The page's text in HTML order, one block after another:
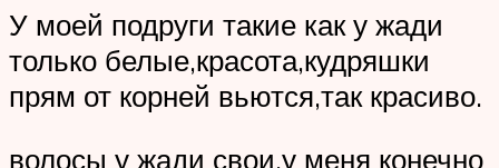
У моей подруги такие как у жади
только белые,красота,кудряшки
прям от корней вьются,так красиво.
волосы у жади свои,у меня конечно